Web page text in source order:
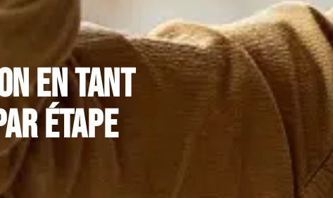
en tant
étape